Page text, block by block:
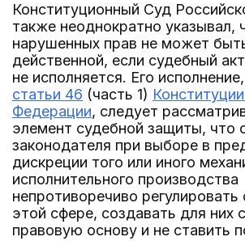
Конституционный Суд
также неоднократно указывал,
нарушенных прав не может
действенной, если судебный
не исполняется. Его
статьи 46 (часть 1)
Федерации, следует
элемент судебной защиты, что
законодателя при выборе в
дискреции того или иного
исполнительного производства
непротиворечиво
этой сфере, создавать для них
правовую основу и не ставить